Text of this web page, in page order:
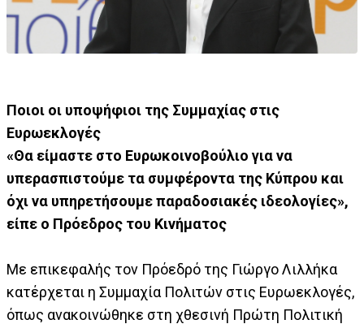
Ποιοι οι υποψήφιοι της Συμμαχίας στις
Ευρωεκλογές
«Θα είμαστε στο Ευρωκοινοβούλιο για να
υπερασπιστούμε τα συμφέροντα της Κύπρου και
όχι να υπηρετήσουμε παραδοσιακές ιδεολογίες»,
είπε ο Πρόεδρος του Κινήματος
Με επικεφαλής τον Πρόεδρό της Γιώργο Λιλλήκα
κατέρχεται η Συμμαχία Πολιτών στις Ευρωεκλογές,
όπως ανακοινώθηκε στη χθεσινή Πρώτη Πολιτική